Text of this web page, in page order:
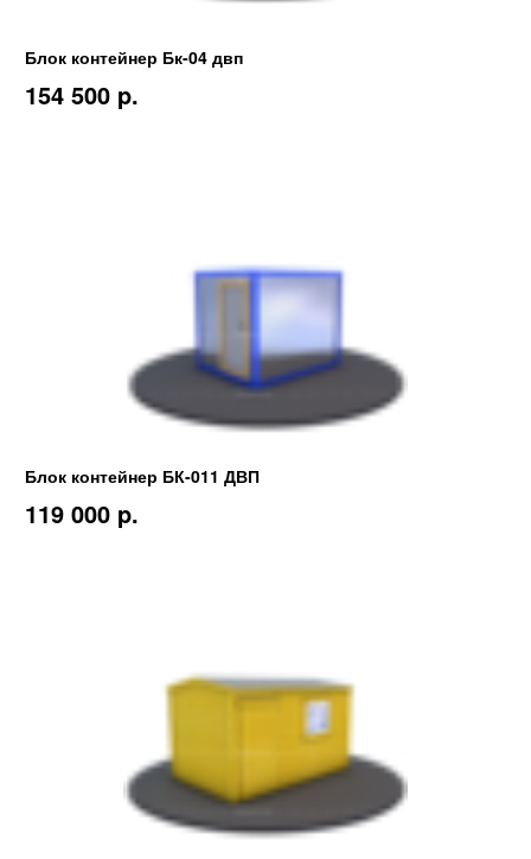
Блок контейнер Бк-04 двп
154 500 p.
Блок контейнер БК-011 ДВП
119 000 p.